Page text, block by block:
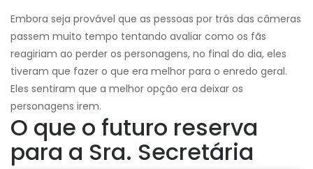
Embora seja provável que as pessoas por trás das câmeras
passem muito tempo tentando avaliar como os fãs
reagiriam ao perder os personagens, no final do dia, eles
tiveram que fazer o que era melhor para o enredo geral.
Eles sentiram que a melhor opção era deixar os
personagens irem.
O que o futuro reserva
para a Sra. Secretária